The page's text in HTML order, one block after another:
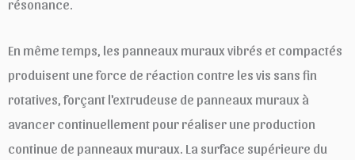
résonance.
En même temps, les panneaux muraux vibrés et compactés
produisent une force de réaction contre les vis sans fin
rotatives, forçant l'extrudeuse de panneaux muraux à
avancer continuellement pour réaliser une production
continue de panneaux muraux. La surface supérieure du